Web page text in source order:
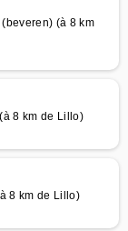
(à 8 km
8 km de Lillo)
8 km de Lillo)